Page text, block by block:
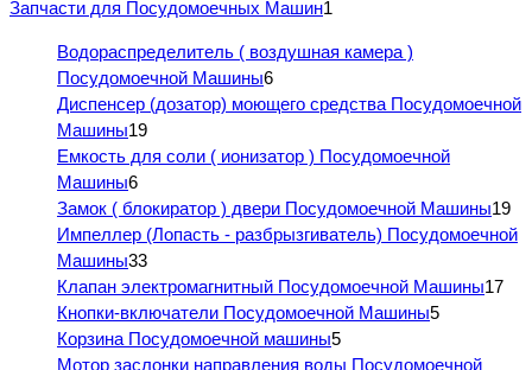
Запчасти для Посудомоечных Машин1
Водораспределитель ( воздушная камера )
Посудомоечной Машины6
Диспенсер (дозатор) моющего средства Посудомоечной
Машины19
Емкость для соли ( ионизатор ) Посудомоечной
Машины6
Замок ( блокиратор ) двери Посудомоечной Машины19
Импеллер (Лопасть - разбрызгиватель) Посудомоечной
Машины33
Клапан электромагнитный Посудомоечной Машины17
Кнопки-включатели Посудомоечной Машины5
Корзина Посудомоечной машины5
Мотор заслонки направления воды Посудомоечной